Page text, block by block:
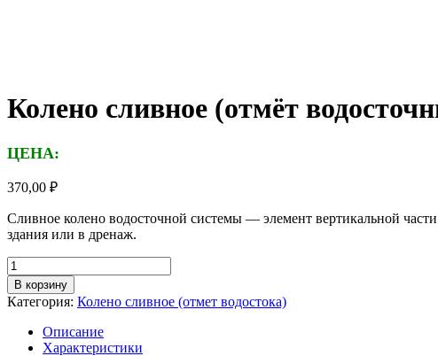
Колено сливное (отмёт
ЦЕНА:
370,00 ₽
Сливное колено водосточной системы — элемент вертикальной
здания или в дренаж.
Количество
товара
Колено
сливное
(отмёт
водосточный)
В корзину
Категория: Колено сливное (отмет водостока)
Описание
Характеристики